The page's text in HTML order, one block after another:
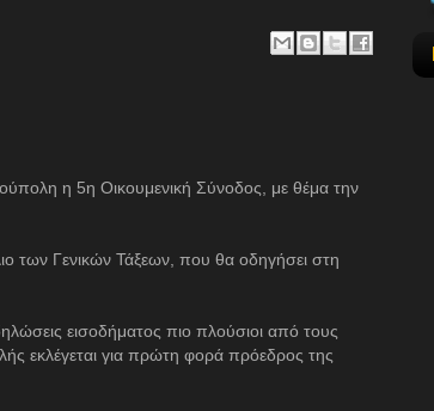
η 5η Οικουμενική Σύνοδος, με θέμα την
των Γενικών Τάξεων, που θα οδηγήσει στη
εισοδήματος πιο πλούσιοι από τους
εκλέγεται για πρώτη φορά πρόεδρος της